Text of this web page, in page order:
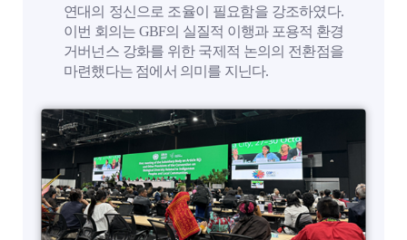
연대의 정신으로 조율이 필요함을 강조하였다.
이번 회의는 GBF의 실질적 이행과 포용적 환경
거버넌스 강화를 위한 국제적 논의의 전환점을
마련했다는 점에서 의미를 지닌다.